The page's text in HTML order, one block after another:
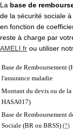
La base de
de la sécurité sociale
en fonction de
reste à charge par
AMELI.fr ou utiliser
Base de Remboursement
l'assurance maladie
Montant du devis ou de la
HASA017)
Base de Remboursement
Sociale (BR ou BRSS) (?)